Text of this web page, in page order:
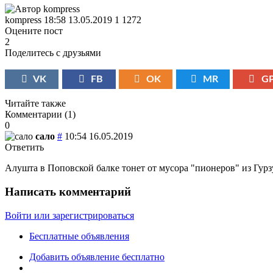
kompress 18:58 13.05.2019 1 1272
Оцените пост
2
Поделитесь с друзьями
VK FB OK MR
Читайте также
Комментарии (1)
0
сало # 10:54 16.05.2019
Ответить
Алушта в Поповской балке тонет от мусора "пионеров" из
Написать комментарий
Войти или зарегистрироваться
Бесплатные объявления
Добавить объявление бесплатно